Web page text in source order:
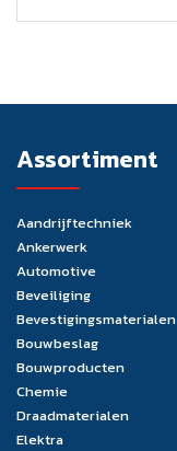
Assortiment
Aandrijftechniek
Ankerwerk
Automotive
Beveiliging
Bevestigingsmaterialen
Bouwbeslag
Bouwproducten
Chemie
Draadmaterialen
Elektra